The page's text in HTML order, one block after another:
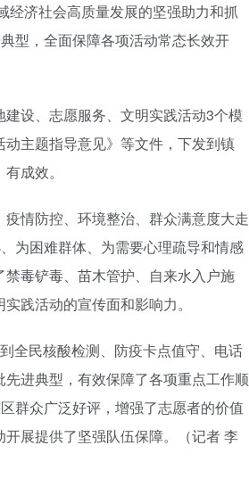
经济社会高质量发展的坚强助力和抓
型，全面保障各项活动常态长效开
设、志愿服务、文明实践活动3个模
主题指导意见》等文件，下发到镇
成效。
情防控、环境整治、群众满意度大走
为困难群体、为需要心理疏导和情感
毒铲毒、苗木管护、自来水入户施
践活动的宣传面和影响力。
全民核酸检测、防疫卡点值守、电话
进典型，有效保障了各项重点工作顺
群众广泛好评，增强了志愿者的价值
展提供了坚强队伍保障。
（记者 李